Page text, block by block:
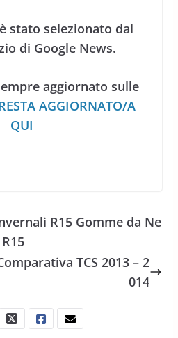
stato selezionato dal
di Google News.
aggiornato sulle
AGGIORNATO/A
QUI
R15 Gomme da Ne
TCS 2013 – 2
014